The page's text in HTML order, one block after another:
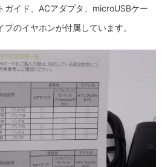
ガイド、ACアダプタ、microUSBケー
のイヤホンが付属しています。